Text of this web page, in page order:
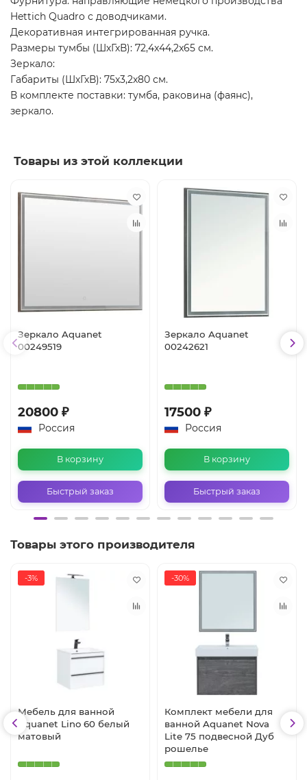
Hettich Quadro с доводчиками.
Декоративная интегрированная ручка.
Размеры тумбы (ШхГхВ): 72,4x44,2x65 см.
Зеркало:
Габариты (ШхГхВ): 75x3,2x80 см.
В комплекте поставки: тумба, раковина (фаянс),
зеркало.
Товары из этой коллекции
Зеркало Aquanet
00249519
20800 ₽
Россия
В корзину
Быстрый заказ
Зеркало Aquanet
00242621
17500 ₽
Россия
В корзину
Быстрый заказ
Товары этого производителя
-3%
Мебель для ванной
Aquanet Lino 60 белый
матовый
-30%
Комплект мебели для
ванной Aquanet Nova
Lite 75 подвесной Дуб
рошелье